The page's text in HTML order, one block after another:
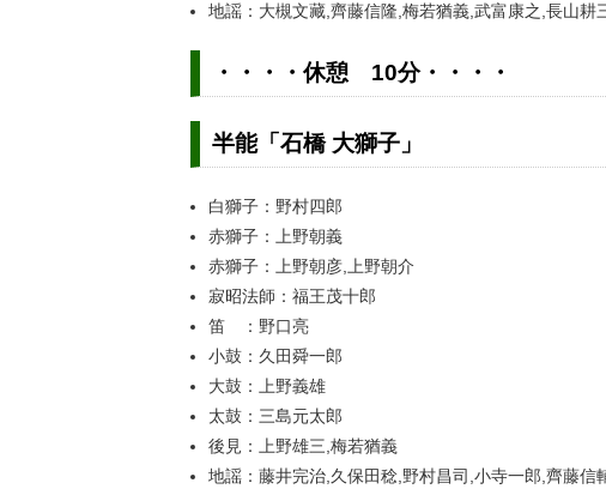
地謡：大槻文藏,齊藤信隆,梅若猶義,武富康之,長山耕
・・・・休憩 10分・・・・
半能「石橋 大獅子」
白獅子：野村四郎
赤獅子：上野朝義
赤獅子：上野朝彦,上野朝介
寂昭法師：福王茂十郎
笛 ：野口亮
小鼓：久田舜一郎
大鼓：上野義雄
太鼓：三島元太郎
後見：上野雄三,梅若猶義
地謡：藤井完治,久保田稔,野村昌司,小寺一郎,齊藤信